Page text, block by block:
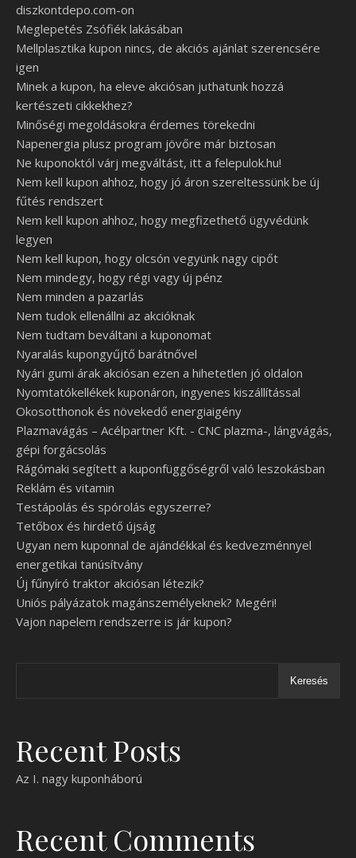
diszkontdepo.com-on
Meglepetés Zsófiék lakásában
Mellplasztika kupon nincs, de akciós ajánlat szerencsére
igen
Minek a kupon, ha eleve akciósan juthatunk hozzá
kertészeti cikkekhez?
Minőségi megoldásokra érdemes törekedni
Napenergia plusz program jövőre már biztosan
Ne kuponoktól várj megváltást, itt a felepulok.hu!
Nem kell kupon ahhoz, hogy jó áron szereltessünk be új
fűtés rendszert
Nem kell kupon ahhoz, hogy megfizethető ügyvédünk
legyen
Nem kell kupon, hogy olcsón vegyünk nagy cipőt
Nem mindegy, hogy régi vagy új pénz
Nem minden a pazarlás
Nem tudok ellenállni az akcióknak
Nem tudtam beváltani a kuponomat
Nyaralás kupongyűjtő barátnővel
Nyári gumi árak akciósan ezen a hihetetlen jó oldalon
Nyomtatókellékek kuponáron, ingyenes kiszállítással
Okosotthonok és növekedő energiaigény
Plazmavágás – Acélpartner Kft. - CNC plazma-, lángvágás,
gépi forgácsolás
Rágómaki segített a kuponfüggőségről való leszokásban
Reklám és vitamin
Testápolás és spórolás egyszerre?
Tetőbox és hirdető újság
Ugyan nem kuponnal de ajándékkal és kedvezménnyel
energetikai tanúsítvány
Új fűnyíró traktor akciósan létezik?
Uniós pályázatok magánszemélyeknek? Megéri!
Vajon napelem rendszerre is jár kupon?
Keresés
Recent Posts
Az I. nagy kuponháború
Recent Comments